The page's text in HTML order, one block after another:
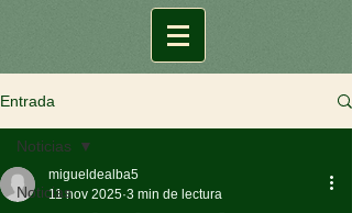
Entrada
Noticias
Noticias
migueldealba5
11 nov 2025 3 min de lectura